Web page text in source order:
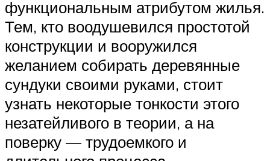
функциональным атрибутом жилья.
Тем, кто воодушевился простотой
конструкции и вооружился
желанием собирать деревянные
сундуки своими руками, стоит
узнать некоторые тонкости этого
незатейливого в теории, а на
поверку — трудоемкого и